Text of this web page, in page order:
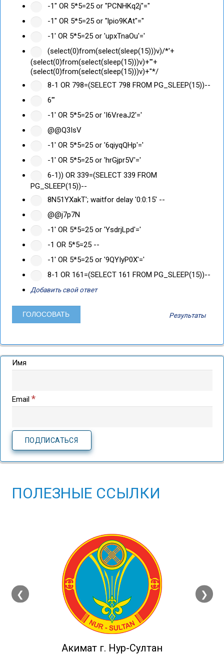
-1" OR 5*5=25 or "PCNHKq2j"="
-1" OR 5*5=25 or "lpio9KAt"="
-1' OR 5*5=25 or 'upxTnaOu'='
(select(0)from(select(sleep(15)))v)/*'+
(select(0)from(select(sleep(15)))v)+'"+
(select(0)from(select(sleep(15)))v)+"*/
8-1 OR 798=(SELECT 798 FROM PG_SLEEP(15))--
6'"
-1' OR 5*5=25 or 'I6VreaJ2'='
@@Q3IsV
-1' OR 5*5=25 or '6qiyqQHp'='
-1' OR 5*5=25 or 'hrGjpr5V'='
6-1)) OR 339=(SELECT 339 FROM
PG_SLEEP(15))--
8N51YXakT'; waitfor delay '0:0:15' --
@@j7p7N
-1' OR 5*5=25 or 'YsdrjLpd'='
-1 OR 5*5=25 --
-1' OR 5*5=25 or '9QYIyP0X'='
8-1 OR 161=(SELECT 161 FROM PG_SLEEP(15))--
Добавить свой ответ
Результаты
Имя
Email *
ПОЛЕЗНЫЕ ССЫЛКИ
❮
Акимат г. Нур-Султан
❯